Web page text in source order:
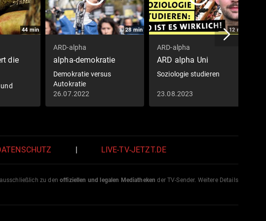
44 min
die
28 min
ARD-alpha
alpha-demokratie
Demokratie versus
Autokratie
26.07.2022
12 min
ARD-alpha
ARD alpha Uni
Soziologie studieren
23.08.2023
LIVE-TV-JETZT.DE
zu den offiziellen und legalen Mediatheken der TV-Sender. Weitere Details